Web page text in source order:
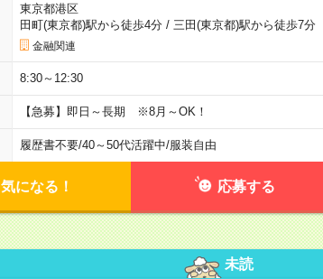
東京都港区
田町(東京都)駅から徒歩4分/ 三田(東京都)駅から徒歩7分
金融関連
8:30～12:30
【急募】即日～長期 ※8月～OK！
履歴書不要/40～50代活躍中/服装自由
気になる！ 応募する
未読